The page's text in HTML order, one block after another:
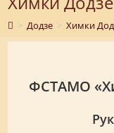
> Додзе > Химки
ФСТАМО «